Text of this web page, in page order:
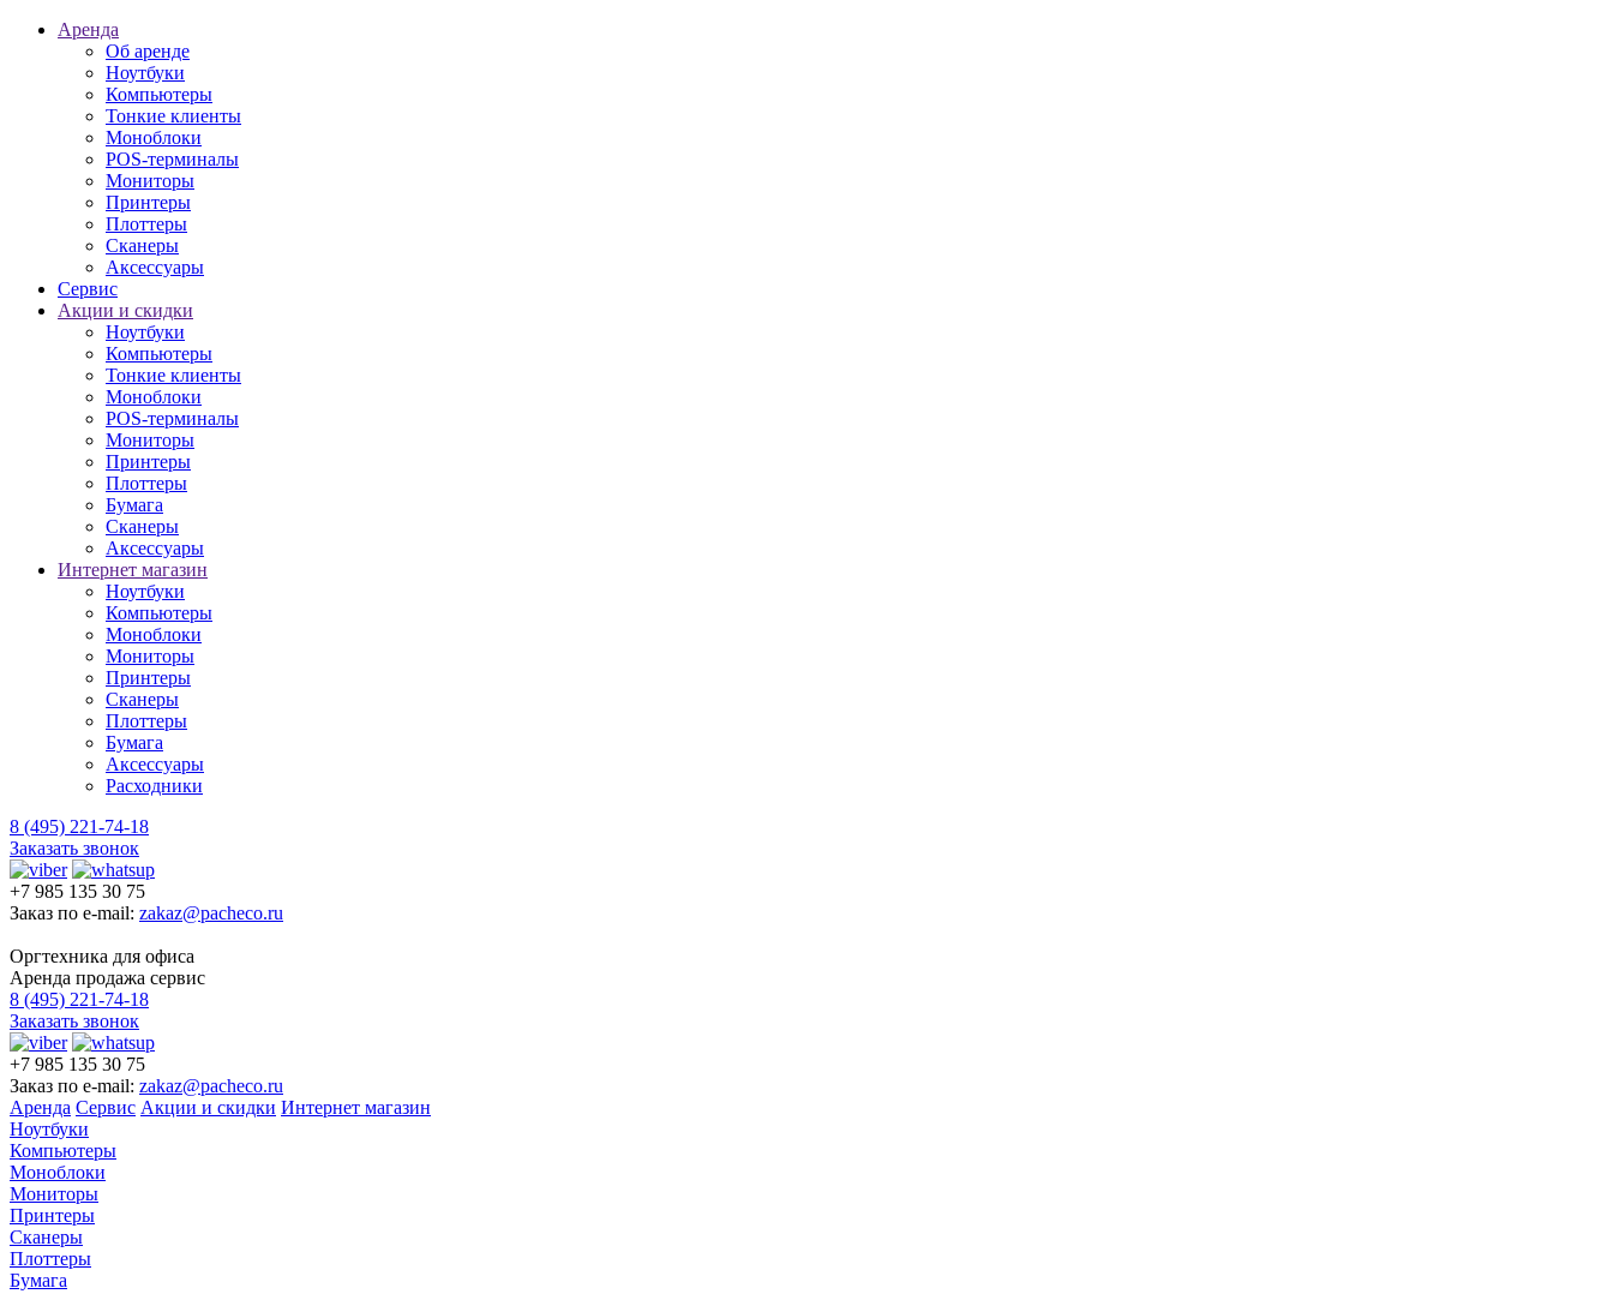
Аренда
Об аренде
Ноутбуки
Компьютеры
Тонкие клиенты
Моноблоки
POS-терминалы
Мониторы
Принтеры
Плоттеры
Сканеры
Аксессуары
Сервис
Акции и скидки
Ноутбуки
Компьютеры
Тонкие клиенты
Моноблоки
POS-терминалы
Мониторы
Принтеры
Плоттеры
Бумага
Сканеры
Аксессуары
Интернет магазин
Ноутбуки
Компьютеры
Моноблоки
Мониторы
Принтеры
Сканеры
Плоттеры
Бумага
Аксессуары
Расходники
8 (495) 221-74-18
Заказать звонок
+7 985 135 30 75
Заказ по e-mail: zakaz@pacheco.ru
Оргтехника для офиса
Аренда продажа сервис
8 (495) 221-74-18
Заказать звонок
+7 985 135 30 75
Заказ по e-mail: zakaz@pacheco.ru
Аренда Сервис Акции и скидки Интернет магазин
Ноутбуки
Компьютеры
Моноблоки
Мониторы
Принтеры
Сканеры
Плоттеры
Бумага